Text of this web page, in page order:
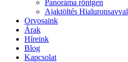
Panoráma röntgen
Ajaktöltés Hialuronsavval
Orvosaink
Árak
Híreink
Blog
Kapcsolat